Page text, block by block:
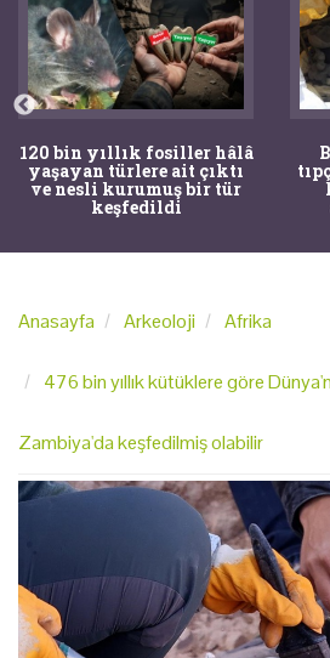
120 bin yıllık fosiller hâlâ
yaşayan türlere ait çıktı
ve nesli kurumuş bir tür
keşfedildi
Anasayfa Arkeoloji Afrika
476 bin yıllık kütüklere göre
Zambiya'da keşfedilmiş olabilir